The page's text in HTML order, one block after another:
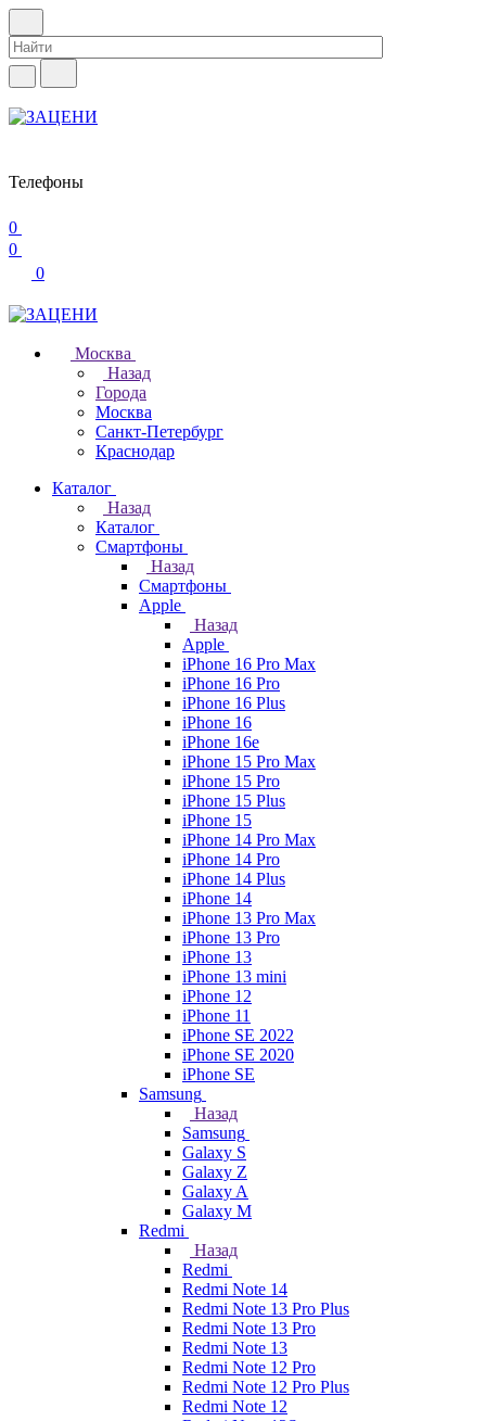
Телефоны
0
0
0
Москва
Назад
Города
Москва
Санкт-Петербург
Краснодар
Каталог
Назад
Каталог
Смартфоны
Назад
Смартфоны
Apple
Назад
Apple
iPhone 16 Pro Max
iPhone 16 Pro
iPhone 16 Plus
iPhone 16
iPhone 16e
iPhone 15 Pro Max
iPhone 15 Pro
iPhone 15 Plus
iPhone 15
iPhone 14 Pro Max
iPhone 14 Pro
iPhone 14 Plus
iPhone 14
iPhone 13 Pro Max
iPhone 13 Pro
iPhone 13
iPhone 13 mini
iPhone 12
iPhone 11
iPhone SE 2022
iPhone SE 2020
iPhone SE
Samsung
Назад
Samsung
Galaxy S
Galaxy Z
Galaxy A
Galaxy M
Redmi
Назад
Redmi
Redmi Note 14
Redmi Note 13 Pro Plus
Redmi Note 13 Pro
Redmi Note 13
Redmi Note 12 Pro
Redmi Note 12 Pro Plus
Redmi Note 12